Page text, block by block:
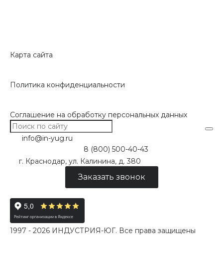
Карта сайта
Политика конфиденциальности
Соглашение на обработку персональных данных
info@in-yug.ru
8 (800) 500-40-43
г. Краснодар, ул. Калинина, д. 380
Заказать звонок
1997 - 2026 ИНДУСТРИЯ-ЮГ. Все права защищены